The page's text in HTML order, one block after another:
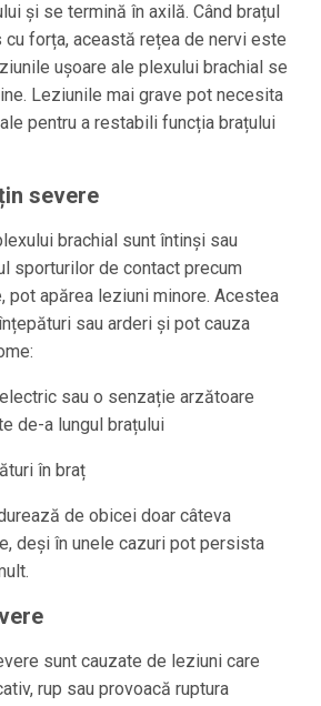
și se termină în axilă. Când brațul
forța, această rețea de nervi este
ușoare ale plexului brachial se
Leziunile mai grave pot necesita
pentru a restabili funcția brațului
severe
brachial sunt întinși sau
sporturilor de contact precum
pot apărea leziuni minore. Acestea
sau arderi și pot cauza
sau o senzație arzătoare
de-a lungul brațului
în braț
de obicei doar câteva
deși în unele cazuri pot persista
sunt cauzate de leziuni care
rup sau provoacă ruptura